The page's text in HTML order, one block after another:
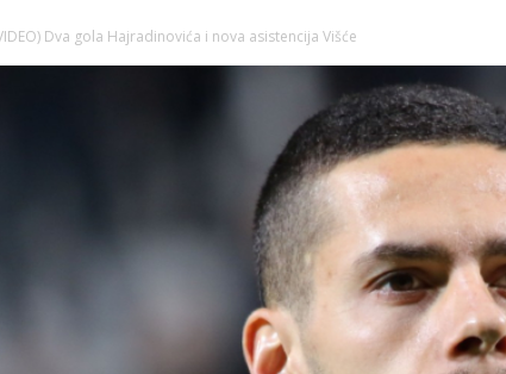
Dva gola Hajradinovića i nova asistencija Višće